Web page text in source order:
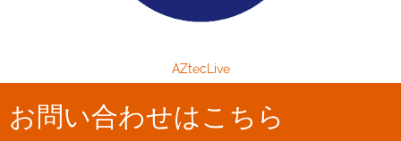
AZtecLive
お問い合わせはこちら